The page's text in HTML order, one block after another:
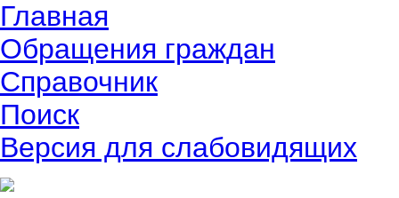
Главная
Обращения граждан
Справочник
Поиск
Версия для слабовидящих